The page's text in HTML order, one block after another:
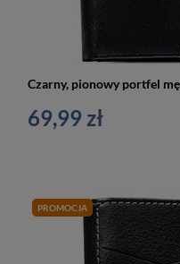
69,99 zł
PROMOCJA